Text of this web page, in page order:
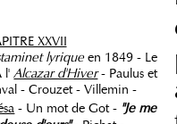
XXVII
lyrique en 1849 - Le
l' Alcazar d'Hiver- Paulus et
- Crouzet - Villemin -
- Un mot de Got - "Je me